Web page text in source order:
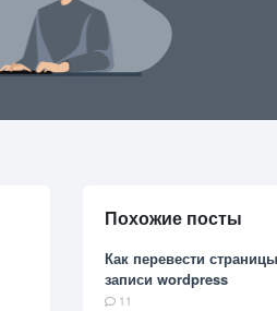
Похожие посты
Как перевести
записи wordpress
11